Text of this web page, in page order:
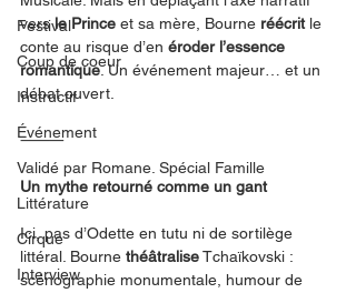
Festival
Coup de coeur
Instructif
Événement
Validé par Romane. Spécial Famille
Littérature
Cirque
Interview
vers le Prince et sa mère, Bourne réécrit le
conte au risque d’en éroder l’essence
romantique. Un événement majeur… et un
débat ouvert.
⸻
Un mythe retourné comme un gant
Ici, pas d’Odette en tutu ni de sortilège
littéral. Bourne théâtralise Tchaïkovski :
scénographie monumentale, humour de